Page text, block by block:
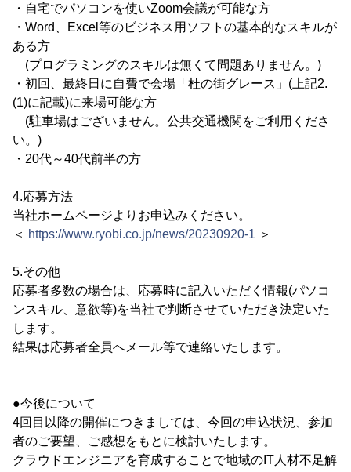
・自宅でパソコンを使いZoom会議が可能な方
・Word、Excel等のビジネス用ソフトの基本的なスキルが
ある方
(プログラミングのスキルは無くて問題ありません。)
・初回、最終日に自費で会場「杜の街グレース」(上記2.
(1)に記載)に来場可能な方
(駐車場はございません。公共交通機関をご利用くださ
い。)
・20代～40代前半の方
4.応募方法
当社ホームページよりお申込みください。
＜ https://www.ryobi.co.jp/news/20230920-1 ＞
5.その他
応募者多数の場合は、応募時に記入いただく情報(パソコ
ンスキル、意欲等)を当社で判断させていただき決定いた
します。
結果は応募者全員へメール等で連絡いたします。
●今後について
4回目以降の開催につきましては、今回の申込状況、参加
者のご要望、ご感想をもとに検討いたします。
クラウドエンジニアを育成することで地域のIT人材不足解